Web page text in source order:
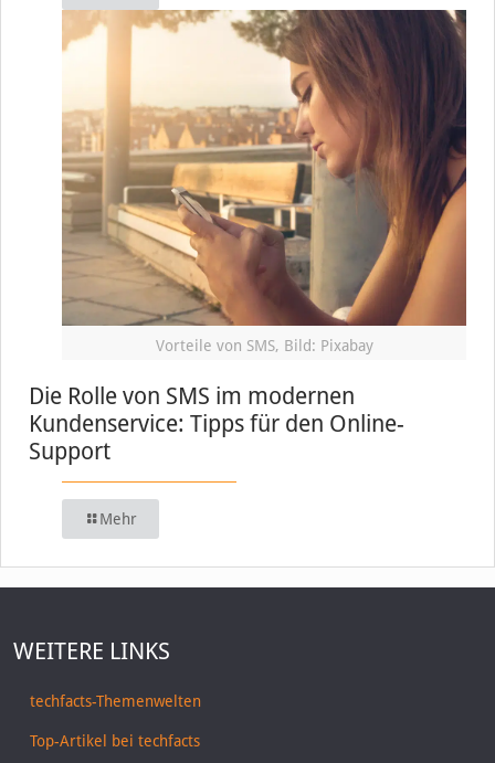
Vorteile von SMS, Bild: Pixabay
Die Rolle von SMS im modernen
Kundenservice: Tipps für den Online-
Support
Mehr
WEITERE LINKS
techfacts-Themenwelten
Top-Artikel bei techfacts